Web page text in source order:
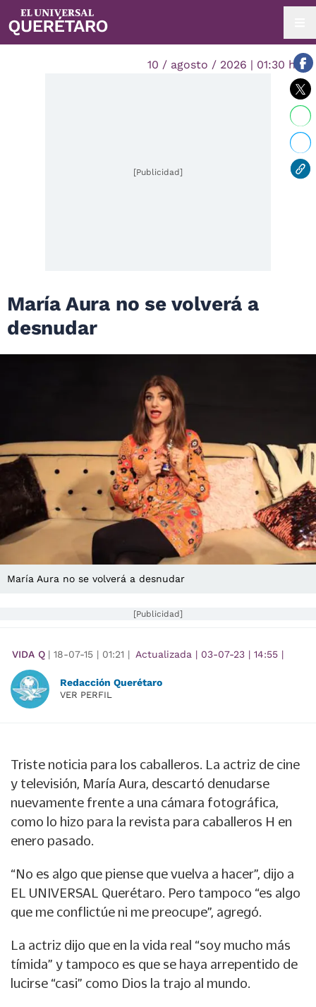
10 / agosto / 2026 | 01:30 hrs.
[Publicidad]
María Aura no se volverá a
desnudar
María Aura no se volverá a desnudar
[Publicidad]
VIDA Q | 18-07-15 | 01:21 | Actualizada | 03-07-23 | 14:55 |
Redacción Querétaro
VER PERFIL
Triste noticia para los caballeros. La actriz de cine
y televisión, María Aura, descartó denudarse
nuevamente frente a una cámara fotográfica,
como lo hizo para la revista para caballeros H en
enero pasado.
“No es algo que piense que vuelva a hacer”, dijo a
EL UNIVERSAL Querétaro. Pero tampoco “es algo
que me conflictúe ni me preocupe”, agregó.
La actriz dijo que en la vida real “soy mucho más
tímida” y tampoco es que se haya arrepentido de
lucirse “casi” como Dios la trajo al mundo.